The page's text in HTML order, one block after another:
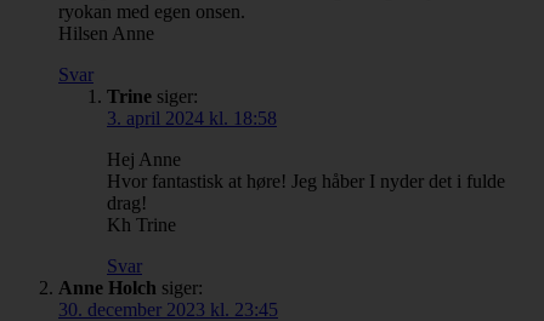
ryokan med egen onsen.
Hilsen Anne
Svar
Trine siger:
3. april 2024 kl. 18:58
Hej Anne
Hvor fantastisk at høre! Jeg håber I nyder det i fulde
drag!
Kh Trine
Svar
Anne Holch siger:
30. december 2023 kl. 23:45